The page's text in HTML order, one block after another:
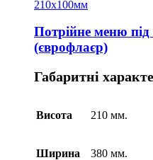
Потрійне меню
(єврофлаєр)
Габаритні
Висота 210 мм.
Ширина 380 мм.